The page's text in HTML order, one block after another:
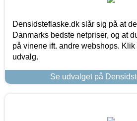
Densidsteflaske.dk slår sig på at
Danmarks bedste netpriser, og at
på vinene ift. andre webshops.
udvalg.
Se udvalget på